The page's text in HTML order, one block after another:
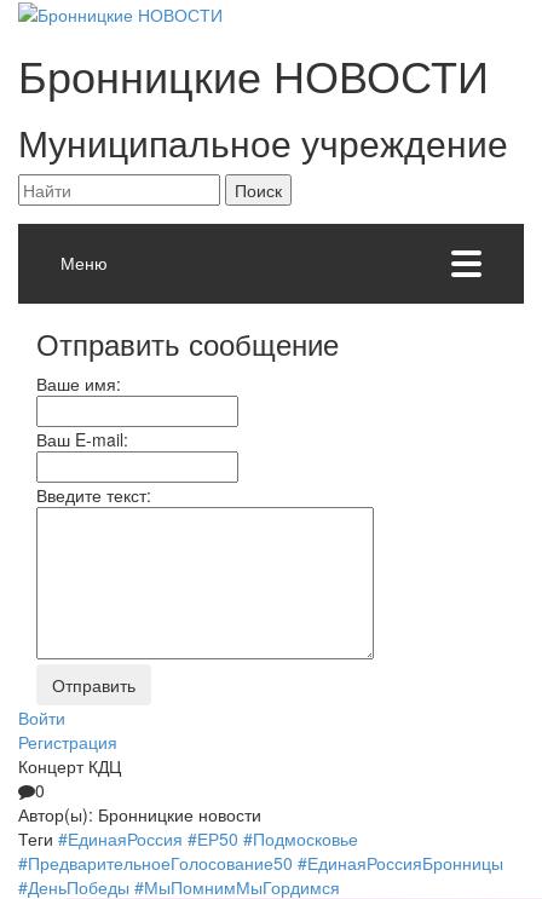
Бронницкие НОВОСТИ
Муниципальное учреждение
Меню
Отправить сообщение
Ваше имя:
Ваш E-mail:
Введите текст:
Войти
Регистрация
Концерт КДЦ
0
Автор(ы): Бронницкие новости
Теги #ЕдинаяРоссия #ЕР50 #Подмосковье
#ПредварительноеГолосование50 #ЕдинаяРоссияБронницы
#ДеньПобеды #МыПомнимМыГордимся